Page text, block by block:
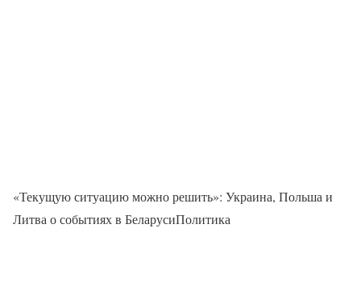
«Текущую ситуацию можно решить»: Украина, Польша и
Литва о событиях в БеларусиПолитика